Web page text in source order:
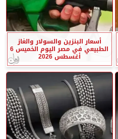
أسعار البنزين والسولار والغاز
الطبيعي في مصر اليوم الخميس 6
أغسطس 2026